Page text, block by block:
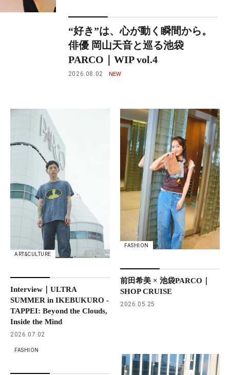
“好き”は、心が動く瞬間から。
俳優 岡山天音と巡る池袋
PARCO｜WIP vol.4
2026.08.02
ART&CULTURE
Interview｜ULTRA
SUMMER in IKEBUKURO -
TAPPEI: Beyond the Clouds,
Inside the Mind
2026.07.02
FASHION
前田希美 × 池袋PARCO｜
SHOP CRUISE
2026.05.25
FASHION